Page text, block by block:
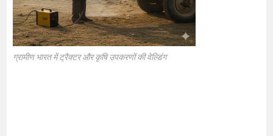
ग्रामीण भारत में ट्रैक्टर और कृषि उपकरणों की वेल्डिंग